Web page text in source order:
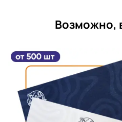
Возможно,